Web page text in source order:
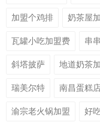
加盟个鸡排 奶茶屋
瓦罐小吃加盟费 串
斜塔披萨 地道奶茶
瑞美尔特 南昌蛋糕
渝宗老火锅加盟 好